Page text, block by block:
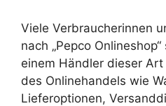
Viele Verbraucherinnen
nach „Pepco
einem Händler dieser
des Onlinehandels wie
Lieferoptionen,